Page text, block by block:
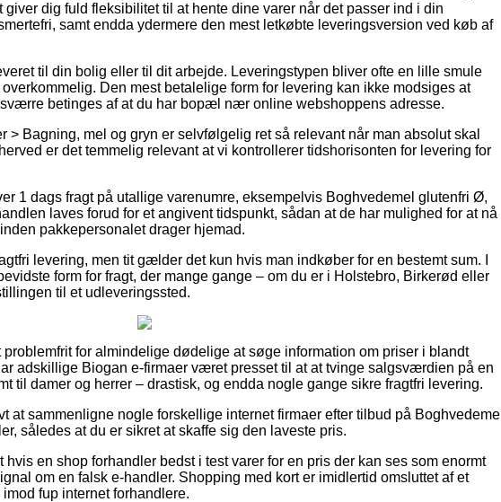
dig fuld fleksibilitet til at hente dine varer når det passer ind i din
samt endda ydermere den mest letkøbte leveringsversion ved køb af
til din bolig eller til dit arbejde. Leveringstypen bliver ofte en lille smule
Den mest betalelige form for levering kan ikke modsiges at
betinges af at du har bopæl nær online webshoppens adresse.
> Bagning, mel og gryn er selvfølgelig ret så relevant når man absolut skal
er det temmelig relevant at vi kontrollerer tidshorisonten for levering for
1 dags fragt på utallige varenumre, eksempelvis Boghvedemel glutenfri Ø,
laves forud for et angivent tidspunkt, sådan at de har mulighed for at nå
pakkepersonalet drager hjemad.
levering, men tit gælder det kun hvis man indkøber for en bestemt sum. I
form for fragt, der mange gange – om du er i Holstebro, Birkerød eller
til et udleveringssted.
for almindelige dødelige at søge information om priser i blandt
adskillige Biogan e-firmaer været presset til at at tvinge salgsværdien på en
til damer og herrer – drastisk, og endda nogle gange sikre fragtfri levering.
at sammenligne nogle forskellige internet firmaer efter tilbud på Boghvedemel
således at du er sikret at skaffe sig den laveste pris.
en shop forhandler bedst i test varer for en pris der kan ses som enormt
om en falsk e-handler. Shopping med kort er imidlertid omsluttet af et
fup internet forhandlere.